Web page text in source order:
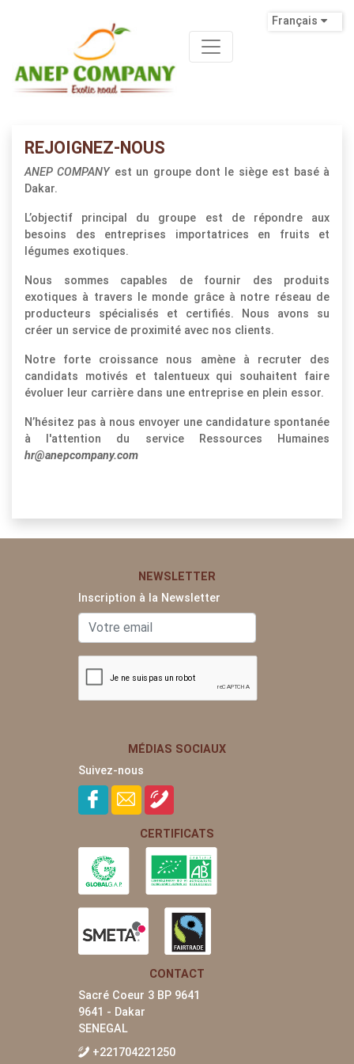
Français
REJOIGNEZ-NOUS
ANEP COMPANY est un groupe dont le siège est basé à
Dakar.
L’objectif principal du groupe est de répondre aux
besoins des entreprises importatrices en fruits et
légumes exotiques.
Nous sommes capables de fournir des produits
exotiques à travers le monde grâce à notre réseau de
producteurs spécialisés et certifiés. Nous avons su
créer un service de proximité avec nos clients.
Notre forte croissance nous amène à recruter des
candidats motivés et talentueux qui souhaitent faire
évoluer leur carrière dans une entreprise en plein essor.
N’hésitez pas à nous envoyer une candidature spontanée
à l'attention du service Ressources Humaines
hr@anepcompany.com
NEWSLETTER
Inscription à la Newsletter
MÉDIAS SOCIAUX
Suivez-nous
CERTIFICATS
CONTACT
Sacré Coeur 3 BP 9641
9641 - Dakar
SENEGAL
+221704221250